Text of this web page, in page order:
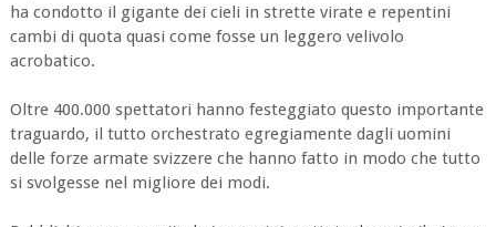
ha condotto il gigante dei cieli in strette virate e repentini
cambi di quota quasi come fosse un leggero velivolo
acrobatico.
Oltre 400.000 spettatori hanno festeggiato questo importante
traguardo, il tutto orchestrato egregiamente dagli uomini
delle forze armate svizzere che hanno fatto in modo che tutto
si svolgesse nel migliore dei modi.